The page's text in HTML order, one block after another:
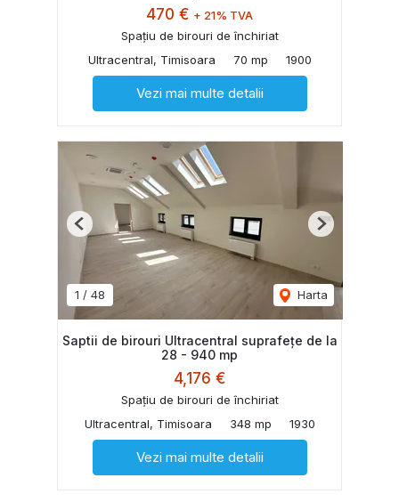
470 € + 21% TVA
Spațiu de birouri de închiriat
Ultracentral, Timisoara
70 mp 1900
Vezi mai multe detalii
1 / 48 Harta
Previous Next
Saptii de birouri Ultracentral suprafețe de la
28 - 940 mp
4,176 €
Spațiu de birouri de închiriat
Ultracentral, Timisoara
348 mp 1930
Vezi mai multe detalii